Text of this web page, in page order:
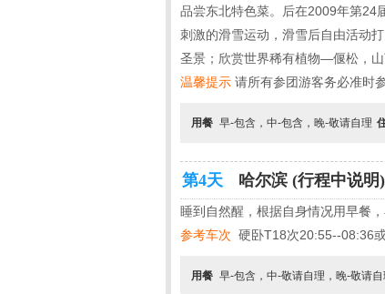
品尝东北特色菜。后在2009年第24
刺激的滑雪运动，滑雪后自由活动
圣景；欣赏世界稀有植物—偃松，山
温馨提示 请所有参团游客务必准时
用餐 早-包含，中-包含，晚-敬请自理
第4天 哈尔滨 (行程中说明)
睡到自然醒，根据自身情况用早餐
参考车次 硬卧T18次20:55--08:36
用餐 早-包含，中-敬请自理，晚-敬请自